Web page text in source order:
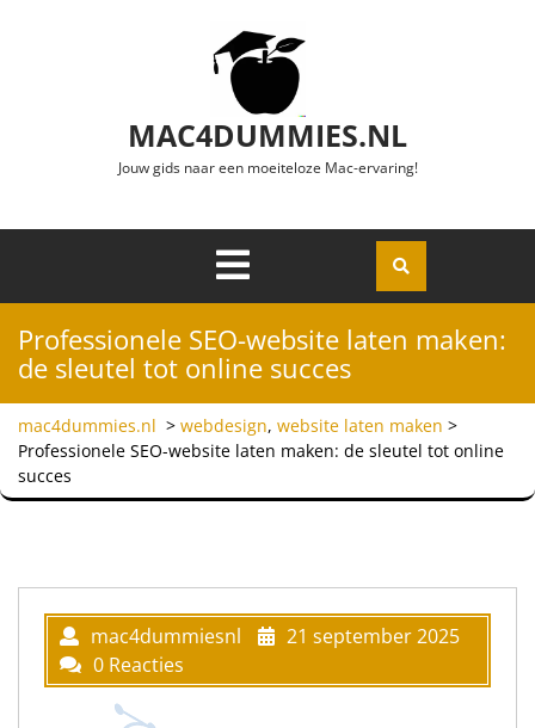
MAC4DUMMIES.NL
Jouw gids naar een moeiteloze Mac-ervaring!
Openen
Professionele SEO-website laten maken:
de sleutel tot online succes
mac4dummies.nl > webdesign, website laten maken >
Professionele SEO-website laten maken: de sleutel tot online
succes
mac4dummiesnl
21 september 2025
0 Reacties